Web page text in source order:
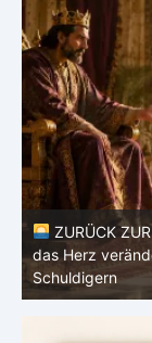
ZURÜCK
das Herz
Schuldigern